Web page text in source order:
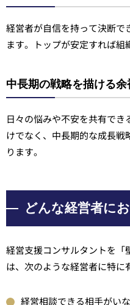
経営者が自信を持って決断で
ます。トップが安定すれば組
中長期の戦略を描ける
日々の悩みや不安を共有で
けでなく、中長期的な成長
ります。
どんな経営者に
経営支援コンサルタントを「
は、次のような経営者に特に
経営相談できる相手がい